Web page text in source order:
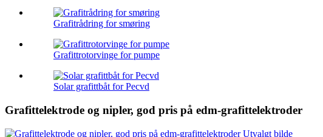
Grafitrådring for smøring
Grafittrotorvinge for pumpe
Solar grafittbåt for Pecvd
Grafittelektrode og nipler, god pris på edm-grafittelektroder